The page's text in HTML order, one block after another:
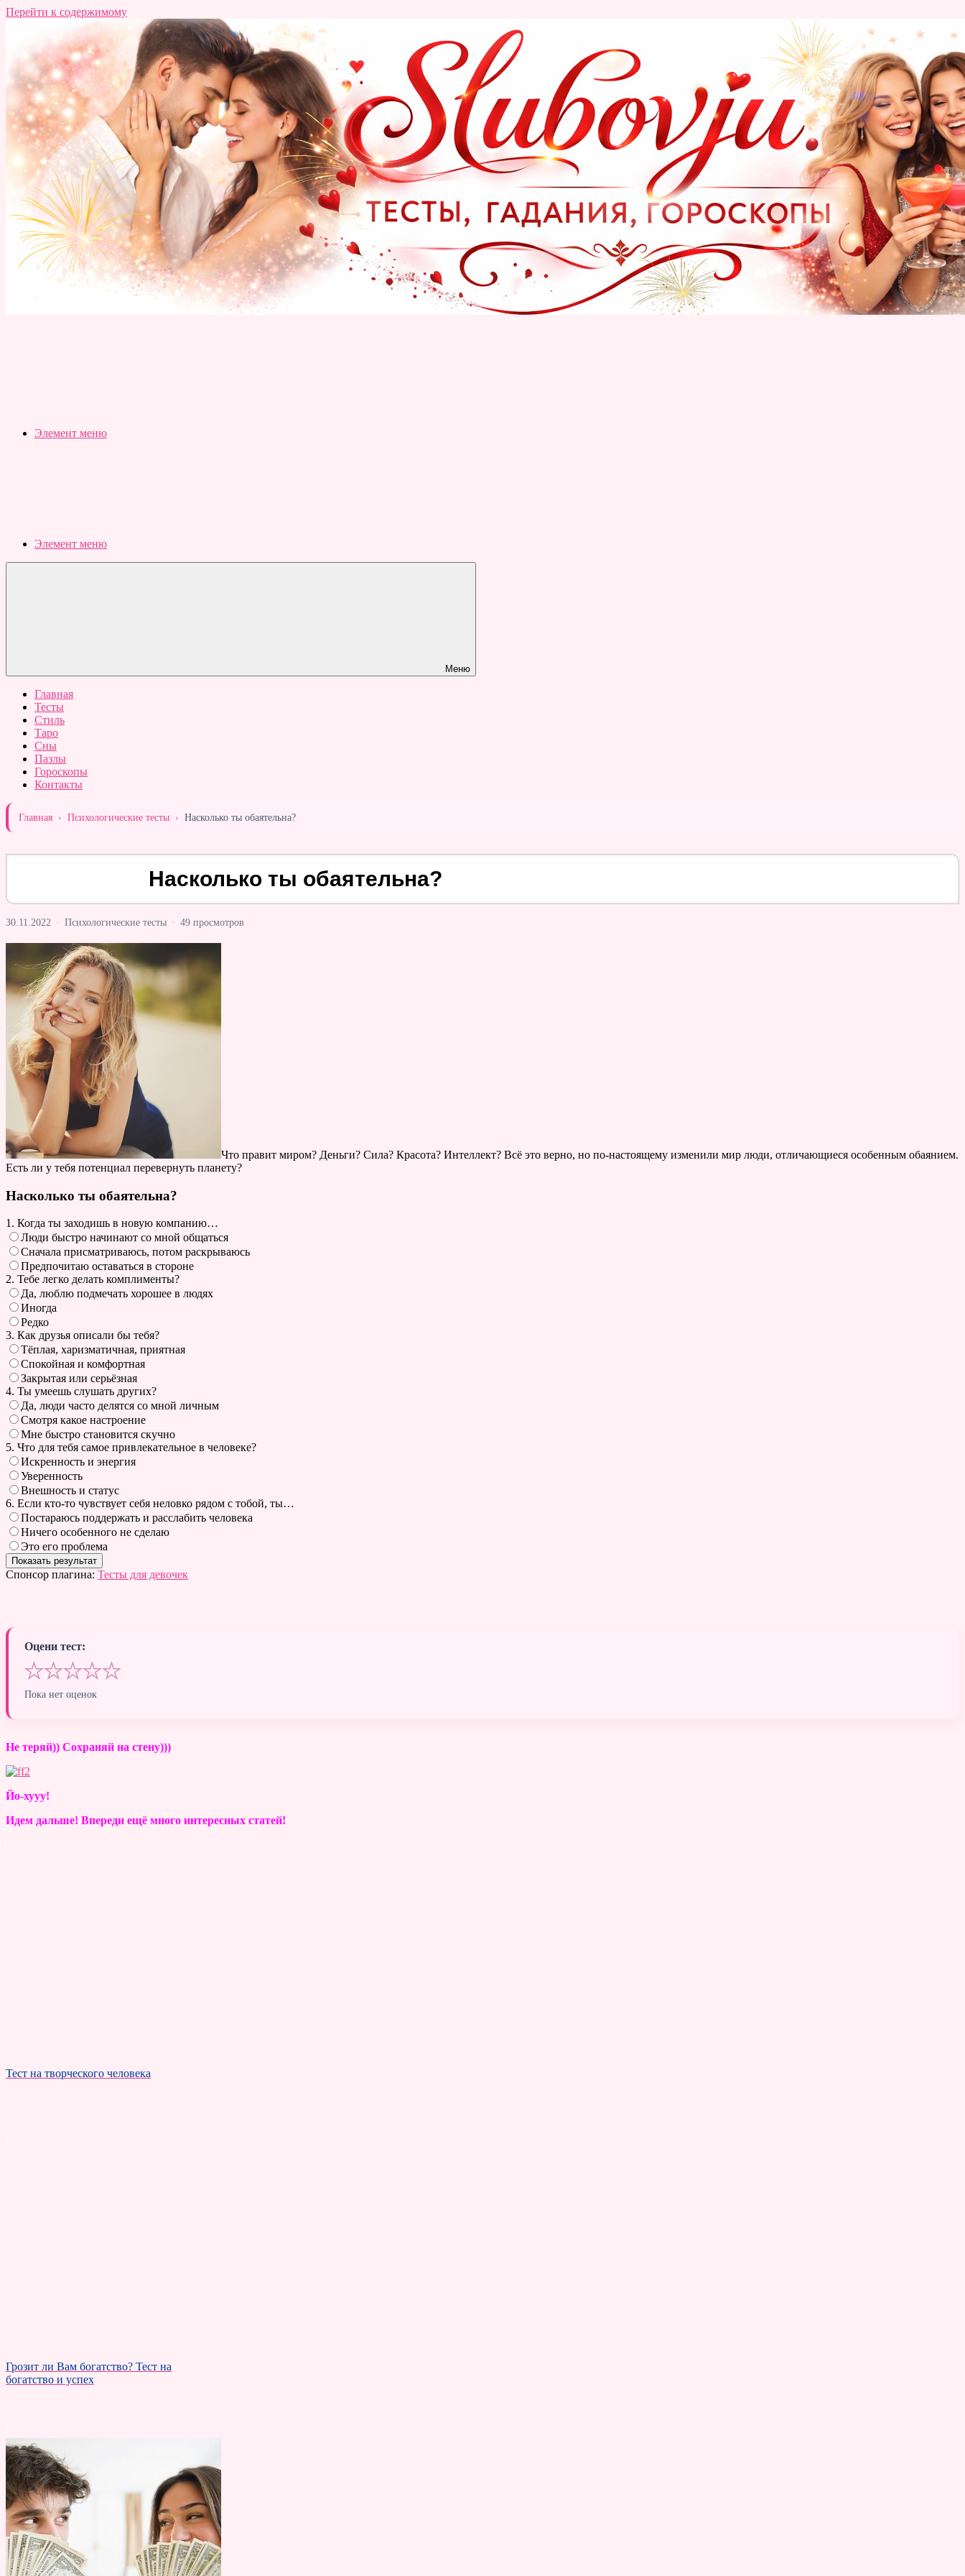
Перейти к содержимому
Элемент меню
Элемент меню
Меню
Главная
Тесты
Стиль
Таро
Сны
Пазлы
Гороскопы
Контакты
Главная › Психологические тесты › Насколько ты обаятельна?
Насколько ты обаятельна?
30.11.2022 · Психологические тесты · 49 просмотров
Что правит миром? Деньги? Сила? Красота? Интеллект? Всё это верно, но по-настоящему изменили мир люди, отличающиеся особенным обаянием.
Есть ли у тебя потенциал перевернуть планету?
Насколько ты обаятельна?
1. Когда ты заходишь в новую компанию…
Люди быстро начинают со мной общаться
Сначала присматриваюсь, потом раскрываюсь
Предпочитаю оставаться в стороне
2. Тебе легко делать комплименты?
Да, люблю подмечать хорошее в людях
Иногда
Редко
3. Как друзья описали бы тебя?
Тёплая, харизматичная, приятная
Спокойная и комфортная
Закрытая или серьёзная
4. Ты умеешь слушать других?
Да, люди часто делятся со мной личным
Смотря какое настроение
Мне быстро становится скучно
5. Что для тебя самое привлекательное в человеке?
Искренность и энергия
Уверенность
Внешность и статус
6. Если кто-то чувствует себя неловко рядом с тобой, ты…
Постараюсь поддержать и расслабить человека
Ничего особенного не сделаю
Это его проблема
Спонсор плагина: Тесты для девочек
Оцени тест:
★★★★★
Пока нет оценок
Не теряй)) Сохраняй на стену)))
Йо-хууу!
Идем дальше! Впереди ещё много интересных статей!
Тест на творческого человека
Грозит ли Вам богатство? Тест на
богатство и успех